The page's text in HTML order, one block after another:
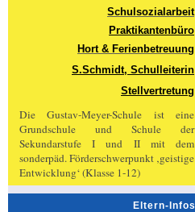
Schulsozialarbeit
Praktikantenbüro
Hort & Ferienbetreuung
S.Schmidt, Schulleiterin
Stellvertretung
Die Gustav-Meyer-Schule ist eine
Grundschule und Schule der
Sekundarstufe I und II mit dem
sonderpäd. Förderschwerpunkt ‚geistige
Entwicklung‘ (Klasse 1-12)
Eltern-Infos